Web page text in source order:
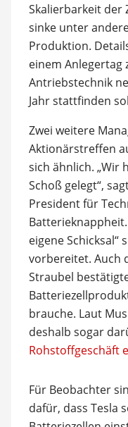
Skalierbarkeit der
sinke unter
Produktion.
einem Anlegertag
Antriebstechnik
Jahr stattfinden
Zwei weitere
Aktionärstreffen
sich ähnlich. „Wir
Schoß gelegt“,
President für
eigene Schicksal“
vorbereitet. Auch
Straubel
brauche. Laut
deshalb sogar
Rohstoffgeschäft
Für Beobachter
dafür, dass Tesla